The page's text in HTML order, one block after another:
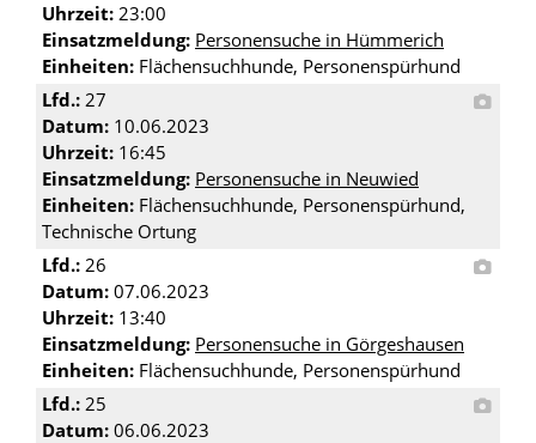
Uhrzeit: 23:00
Einsatzmeldung: Personensuche in Hümmerich
Einheiten: Flächensuchhunde, Personenspürhund
Lfd.: 27
Datum: 10.06.2023
Uhrzeit: 16:45
Einsatzmeldung: Personensuche in Neuwied
Einheiten: Flächensuchhunde, Personenspürhund,
Technische Ortung
Lfd.: 26
Datum: 07.06.2023
Uhrzeit: 13:40
Einsatzmeldung: Personensuche in Görgeshausen
Einheiten: Flächensuchhunde, Personenspürhund
Lfd.: 25
Datum: 06.06.2023